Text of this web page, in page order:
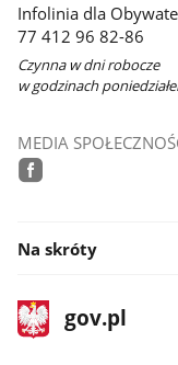
Infolinia dla
77 412 96 82-86
Czynna w dni robocze
w godzinach
MEDIA
Na skróty
stopka
gov.plStrona
gov.pl